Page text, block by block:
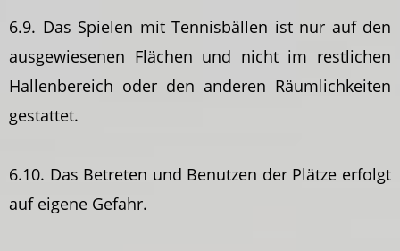
6.9. Das Spielen mit Tennisbällen ist nur auf den
ausgewiesenen Flächen und nicht im restlichen
Hallenbereich oder den anderen Räumlichkeiten
gestattet.
6.10. Das Betreten und Benutzen der Plätze erfolgt
auf eigene Gefahr.